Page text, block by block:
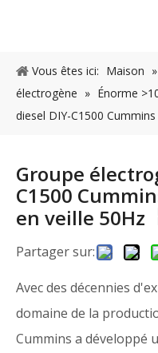
Vous êtes ici: Maison »
électrogène » Énorme
diesel DIY-C1500
Groupe
C1500
en veille 50Hz
Partager sur:
Avec des décennies
domaine de la
Cummins a développé